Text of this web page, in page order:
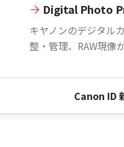
Digital Photo
キヤノンのデジタル
整・管理、RAW現像
Canon ID